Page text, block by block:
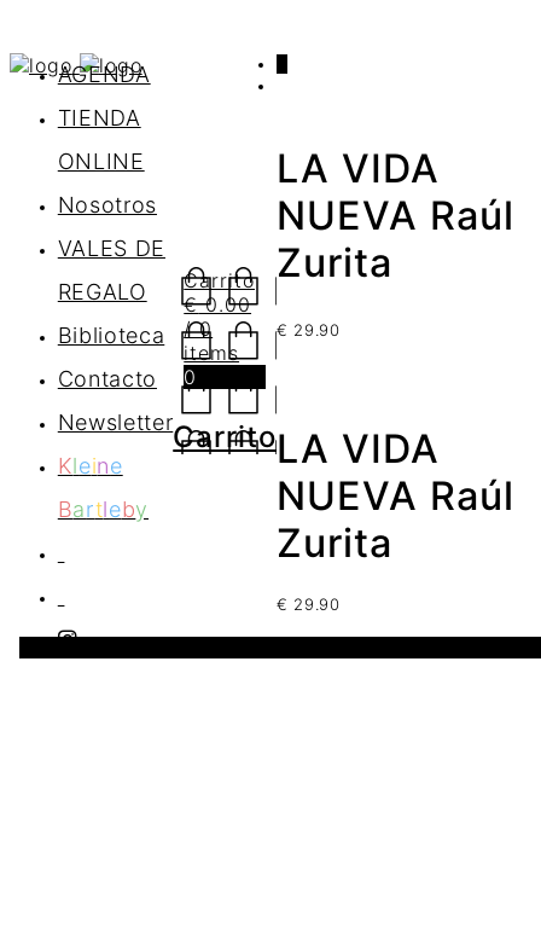
AGENDA
TIENDA
ONLINE
Nosotros
VALES DE
REGALO
Biblioteca
Contacto
Newsletter
Kleine
Bartleby
Carrito
€0.00
/ 0
items
0
Carrito
LA VIDA
NUEVA Raúl
Zurita
€ 29.90
LA VIDA
NUEVA Raúl
Zurita
€ 29.90